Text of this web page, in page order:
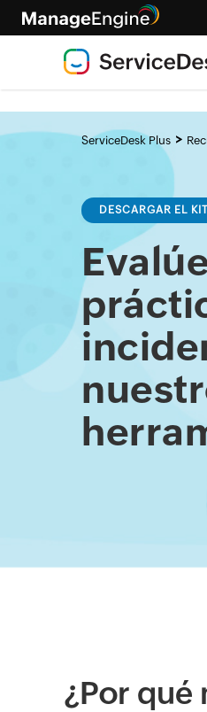
ServiceDesk Plus >
DESCARGAR EL
¿Por qué